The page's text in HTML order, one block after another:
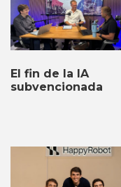
El fin de la IA
subvencionada